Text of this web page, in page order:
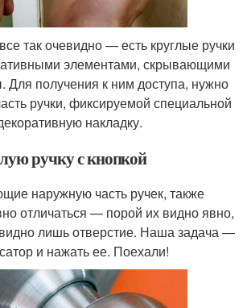
так очевидно — есть круглые ручки
элементами, скрывающими
Для получения к ним доступа, нужно
ручки, фиксируемой специальной
накладку.
ручку с кнопкой
наружную часть ручек, также
отличаться — порой их видно явно,
видно лишь отверстие. Наша задача —
и нажать ее. Поехали!